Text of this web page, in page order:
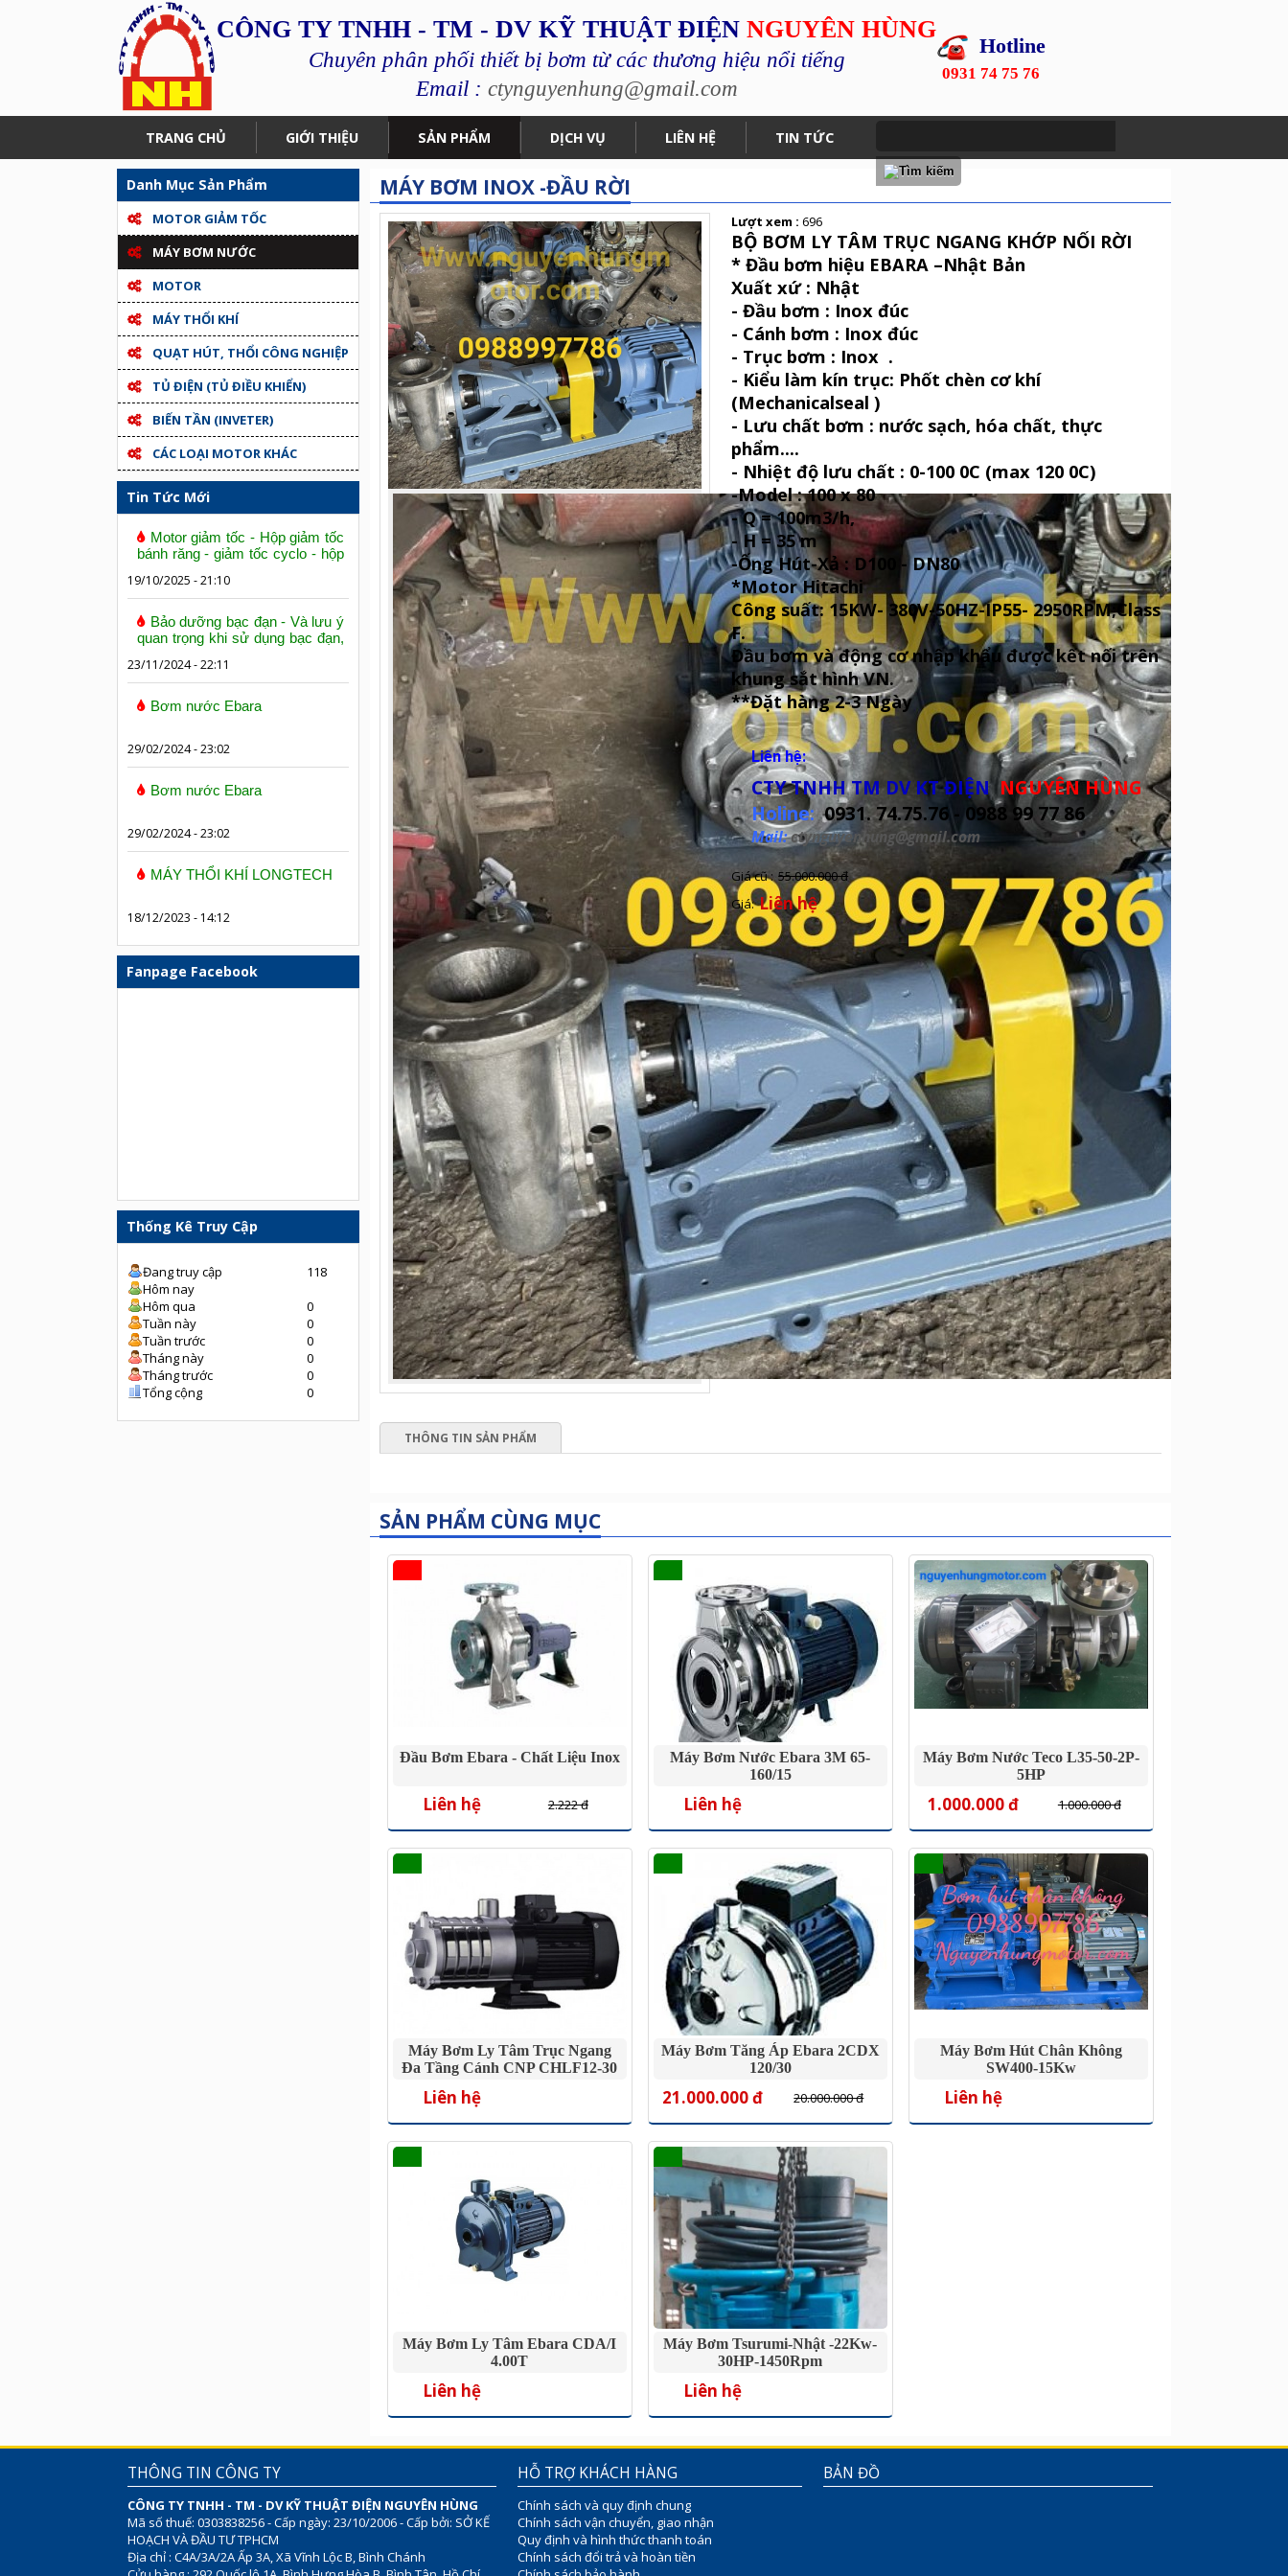
CÔNG TY TNHH - TM - DV KỸ THUẬT ĐIỆN NGUYÊN HÙNG
Chuyên phân phối thiết bị bơm từ các thương hiệu nổi tiếng
Email : ctynguyenhung@gmail.com
Hotline
0931 74 75 76
TRANG CHỦ GIỚI THIỆU SẢN PHẨM DỊCH VỤ LIÊN HỆ TIN TỨC
Danh Mục Sản Phẩm
MOTOR GIẢM TỐC
MÁY BƠM NƯỚC
MOTOR
MÁY THỔI KHÍ
QUẠT HÚT, THỔI CÔNG NGHIỆP
TỦ ĐIỆN (TỦ ĐIỀU KHIỂN)
BIẾN TẦN (INVETER)
CÁC LOẠI MOTOR KHÁC
Tin Tức Mới
Motor giảm tốc - Hộp giảm tốc
bánh răng - giảm tốc cyclo - hộp
19/10/2025 - 21:10
Bảo dưỡng bạc đạn - Và lưu ý
quan trọng khi sử dụng bạc đạn,
23/11/2024 - 22:11
Bơm nước Ebara
29/02/2024 - 23:02
Bơm nước Ebara
29/02/2024 - 23:02
MÁY THỔI KHÍ LONGTECH
18/12/2023 - 14:12
Fanpage Facebook
Thống Kê Truy Cập
Đang truy cập
118
Hôm nay
Hôm qua
0
Tuần này
0
Tuần trước
0
Tháng này
0
Tháng trước
0
Tổng cộng
0
MÁY BƠM INOX -ĐẦU RỜI
Lượt xem :696
BỘ BƠM LY TÂM TRỤC NGANG KHỚP NỐI RỜI
* Đầu bơm hiệu EBARA –Nhật Bản
Xuất xứ : Nhật
- Đầu bơm : Inox đúc
- Cánh bơm : Inox đúc
- Trục bơm : Inox .
- Kiểu làm kín trục: Phốt chèn cơ khí
(Mechanicalseal )
- Lưu chất bơm : nước sạch, hóa chất, thực
phẩm....
- Nhiệt độ lưu chất : 0-100 0C (max 120 0C)
-Model : 100 x 80
- Q = 100m3/h,
- H = 35 m
-Ống Hút-Xả : D100 - DN80
*Motor Hitachi
Công suất: 15KW- 380V-50HZ-IP55- 2950RPM;Class
F.
Đầu bơm và động cơ nhập khẩu được kết nối trên
khung sắt hình VN.
**Đặt hàng 2-3 Ngày
Liên hệ:
CTY TNHH TM DV KT ĐIỆN NGUYÊN HÙNG
Holine:0931. 74.75.76 - 0988 99 77 86
Mail:ctynguyenhung@gmail.com
Giá cũ : 55.000.000 đ
Giá: Liên hệ
THÔNG TIN SẢN PHẨM
SẢN PHẨM CÙNG MỤC
Đầu Bơm Ebara - Chất Liệu Inox
2.222 đ
Liên hệ
Máy Bơm Nước Ebara 3M 65-
160/15
Liên hệ
Máy Bơm Nước Teco L35-50-2P-
5HP
1.000.000 đ
1.000.000 đ
Máy Bơm Ly Tâm Trục Ngang
Đa Tầng Cánh CNP CHLF12-30
Liên hệ
Máy Bơm Tăng Áp Ebara 2CDX
120/30
20.000.000 đ
21.000.000 đ
Máy Bơm Hút Chân Không
SW400-15Kw
Liên hệ
Máy Bơm Ly Tâm Ebara CDA/I
4.00T
Liên hệ
Máy Bơm Tsurumi-Nhật -22Kw-
30HP-1450Rpm
Liên hệ
THÔNG TIN CÔNG TY
CÔNG TY TNHH - TM - DV KỸ THUẬT ĐIỆN NGUYÊN HÙNG
Mã số thuế: 0303838256 - Cấp ngày: 23/10/2006 - Cấp bởi: SỞ KẾ
HOẠCH VÀ ĐẦU TƯ TPHCM
Địa chỉ : C4A/3A/2A Ấp 3A, Xã Vĩnh Lộc B, Bình Chánh
HỖ TRỢ KHÁCH HÀNG
Chính sách và quy định chung
Chính sách vận chuyển, giao nhận
Quy định và hình thức thanh toán
Chính sách đổi trả và hoàn tiền
BẢN ĐỒ